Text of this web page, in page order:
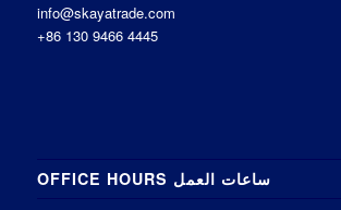
info@skayatrade.com
+86 130 9466 4445
OFFICE HOURS ساعات العمل